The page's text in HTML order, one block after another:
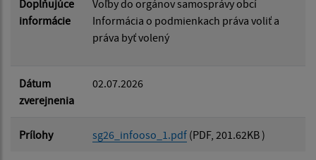
Doplňujúce
informácie
Voľby do orgánov samosprávy obcí
Informácia o podmienkach práva voliť a
práva byť volený
Dátum
zverejnenia
02.07.2026
Prílohy sg26_infooso_1.pdf (PDF, 201.62KB )